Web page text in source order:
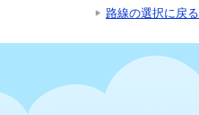
路線の選択に戻る